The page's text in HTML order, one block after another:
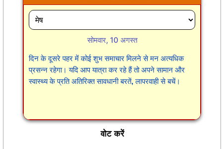
सोमवार, 10 अगस्त
दिन के दूसरे पहर में कोई शुभ समाचार मिलने से मन अत्यधिक
प्रसन्न रहेगा। यदि आप यात्रा कर रहे हैं तो अपने सामान और
स्वास्थ्य के प्रति अतिरिक्त सावधानी बरतें, लापरवाही से बचें।
वोट करें